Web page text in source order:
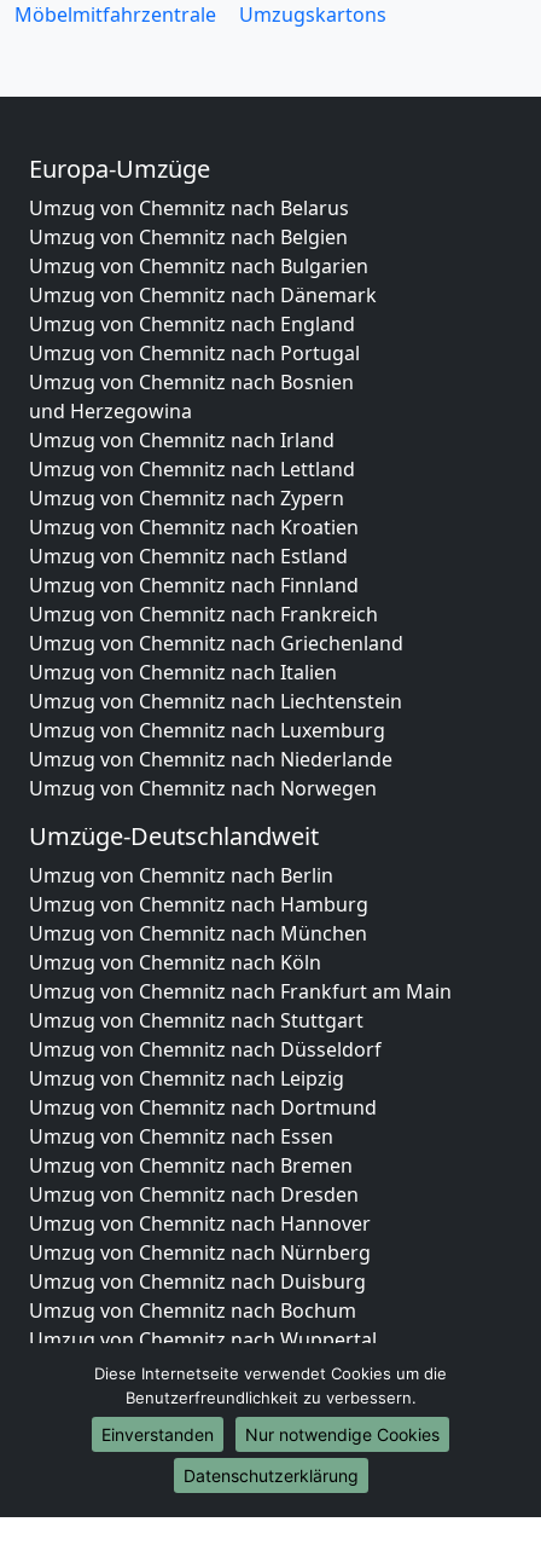
Möbelmitfahrzentrale
Umzugskartons
Europa-Umzüge
Umzug von Chemnitz nach Belarus
Umzug von Chemnitz nach Belgien
Umzug von Chemnitz nach Bulgarien
Umzug von Chemnitz nach Dänemark
Umzug von Chemnitz nach England
Umzug von Chemnitz nach Portugal
Umzug von Chemnitz nach Bosnien
und Herzegowina
Umzug von Chemnitz nach Irland
Umzug von Chemnitz nach Lettland
Umzug von Chemnitz nach Zypern
Umzug von Chemnitz nach Kroatien
Umzug von Chemnitz nach Estland
Umzug von Chemnitz nach Finnland
Umzug von Chemnitz nach Frankreich
Umzug von Chemnitz nach Griechenland
Umzug von Chemnitz nach Italien
Umzug von Chemnitz nach Liechtenstein
Umzug von Chemnitz nach Luxemburg
Umzug von Chemnitz nach Niederlande
Umzug von Chemnitz nach Norwegen
Umzüge-Deutschlandweit
Umzug von Chemnitz nach Berlin
Umzug von Chemnitz nach Hamburg
Umzug von Chemnitz nach München
Umzug von Chemnitz nach Köln
Umzug von Chemnitz nach Frankfurt am Main
Umzug von Chemnitz nach Stuttgart
Umzug von Chemnitz nach Düsseldorf
Umzug von Chemnitz nach Leipzig
Umzug von Chemnitz nach Dortmund
Umzug von Chemnitz nach Essen
Umzug von Chemnitz nach Bremen
Umzug von Chemnitz nach Dresden
Umzug von Chemnitz nach Hannover
Umzug von Chemnitz nach Nürnberg
Umzug von Chemnitz nach Duisburg
Umzug von Chemnitz nach Bochum
Umzug von Chemnitz nach Wuppertal
Umzug von Chemnitz nach Bielefeld
Umzug von Chemnitz nach Bonn
Umzug von Chemnitz nach Münster
Internationale-Umzüge
Umzug von Chemnitz nach Brasilien
Diese Internetseite verwendet Cookies um die
Benutzerfreundlichkeit zu verbessern.
Einverstanden
Nur notwendige Cookies
Datenschutzerklärung